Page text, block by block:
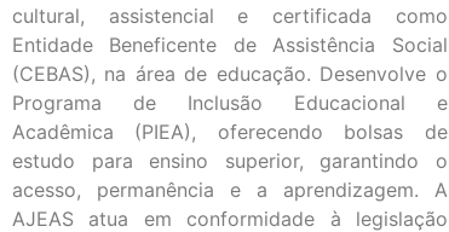
cultural, assistencial e certificada como
Entidade Beneficente de Assistência Social
(CEBAS), na área de educação. Desenvolve o
Programa de Inclusão Educacional e
Acadêmica (PIEA), oferecendo bolsas de
estudo para ensino superior, garantindo o
acesso, permanência e a aprendizagem. A
AJEAS atua em conformidade à legislação